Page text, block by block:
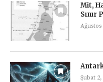
Mit,
Sınır
Ağustos
Şubat 2,